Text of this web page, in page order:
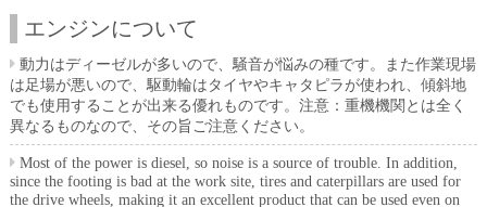
エンジンについて
動力はディーゼルが多いので、騒音が悩みの種です。また作業現場
は足場が悪いので、駆動輪はタイヤやキャタピラが使われ、傾斜地
でも使用することが出来る優れものです。注意：重機機関とは全く
異なるものなので、その旨ご注意ください。
Most of the power is diesel, so noise is a source of trouble. In addition,
since the footing is bad at the work site, tires and caterpillars are used for
the drive wheels, making it an excellent product that can be used even on